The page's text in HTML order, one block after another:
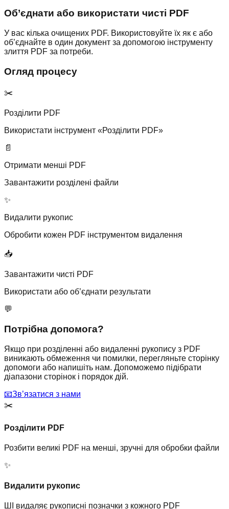
Об’єднати або використати чисті PDF
У вас кілька очищених PDF. Використовуйте їх як є або
об’єднайте в один документ за допомогою інструменту
злиття PDF за потреби.
Огляд процесу
✂️
Розділити PDF
Використати інструмент «Розділити PDF»
📄
Отримати менші PDF
Завантажити розділені файли
✨
Видалити рукопис
Обробити кожен PDF інструментом видалення
📥
Завантажити чисті PDF
Використати або об’єднати результати
💬
Потрібна допомога?
Якщо при розділенні або видаленні рукопису з PDF
виникають обмеження чи помилки, перегляньте сторінку
допомоги або напишіть нам. Допоможемо підібрати
діапазони сторінок і порядок дій.
📧Зв’язатися з нами
✂️
Розділити PDF
Розбити великі PDF на менші, зручні для обробки файли
✨
Видалити рукопис
ШІ видаляє рукописні позначки з кожного PDF